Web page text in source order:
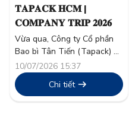
𝐓𝐀𝐏𝐀𝐂𝐊 𝐇𝐂𝐌 |
𝐂𝐎𝐌𝐏𝐀𝐍𝐘 𝐓𝐑𝐈𝐏 𝟐𝟎𝟐𝟔
Vừa qua, Công ty Cổ phần
Bao bì Tân Tiến (Tapack) đã
tổ chức thành công chương
trình nghỉ mát thường niên
“Company Trip 2026” cho
toàn thể cán bộ công nhân
10/07/2026 15:37
Chi tiết